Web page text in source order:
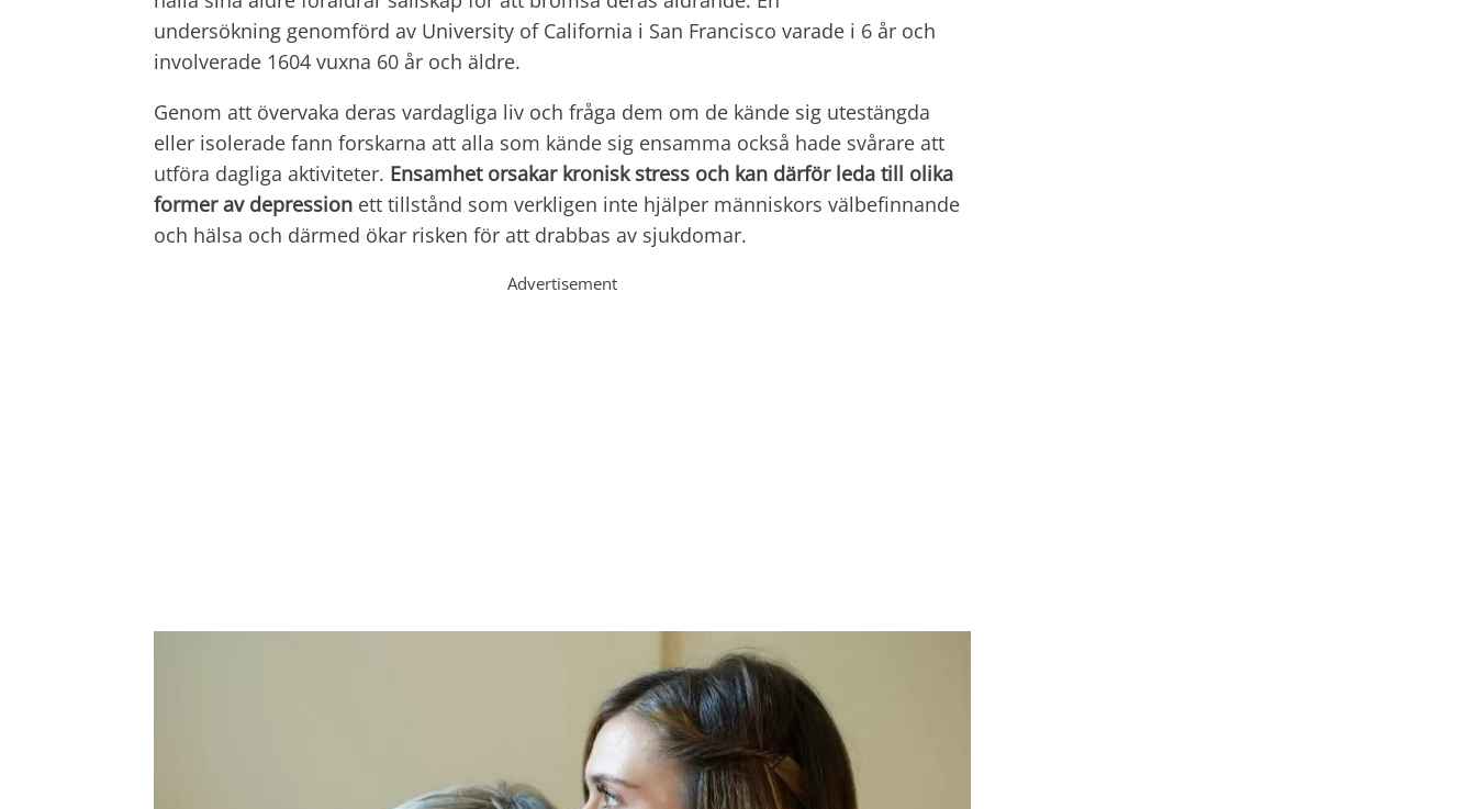
undersökning genomförd av University of California i San Francisco varade i 6 år och
involverade 1604 vuxna 60 år och äldre.
Genom att övervaka deras vardagliga liv och fråga dem om de kände sig utestängda
eller isolerade fann forskarna att alla som kände sig ensamma också hade svårare att
utföra dagliga aktiviteter. Ensamhet orsakar kronisk stress och kan därför leda till olika
former av depression ett tillstånd som verkligen inte hjälper människors välbefinnande
och hälsa och därmed ökar risken för att drabbas av sjukdomar.
Advertisement